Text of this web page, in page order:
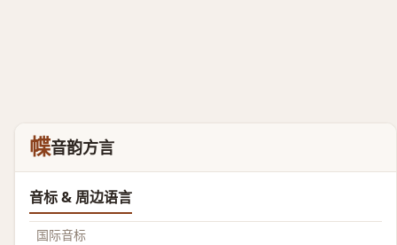
幉音韵方言
音标 & 周边语言
国际音标